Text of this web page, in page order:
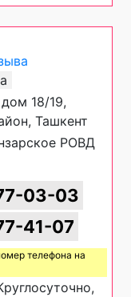
18/19,
Ташкент
РОВД
03-03
41-07
телефона на